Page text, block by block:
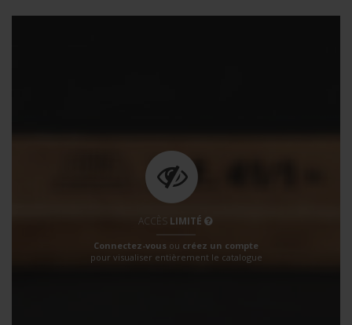
ACCÈS LIMITÉ
Connectez-vous ou créez un compte
pour visualiser entièrement le catalogue